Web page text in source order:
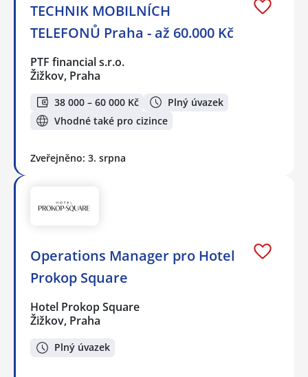
TECHNIK MOBILNÍCH
TELEFONŮ Praha - až 60.000 Kč
PTF financial s.r.o.
Žižkov, Praha
38 000 – 60 000 Kč
Plný úvazek
Vhodné také pro cizince
Zveřejněno: 3. srpna
Operations Manager pro Hotel
Prokop Square
Hotel Prokop Square
Žižkov, Praha
Plný úvazek